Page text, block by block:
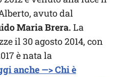
avuto dal
Maria Brera. La
il 30 agosto 2014, con
è nata la
anche —> Chi è